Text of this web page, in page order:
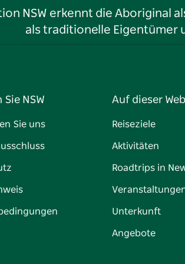
NSW erkennt die Aboriginal
als traditionelle Eigentümer
Sie NSW
Sie uns
Auf dieser
Reiseziele
Aktivitäten
Roadtrips in
Unterkunft
Angebote